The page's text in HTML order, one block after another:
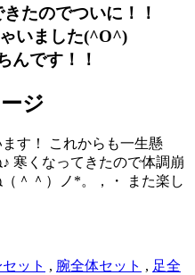
たのでついに！！
いました(^O^)
んです！！
ジ
す！ これからも一生懸
寒くなってきたので体調崩
＾＾）ノ*。，・ また楽し
ット , 腕全体セット , 足全